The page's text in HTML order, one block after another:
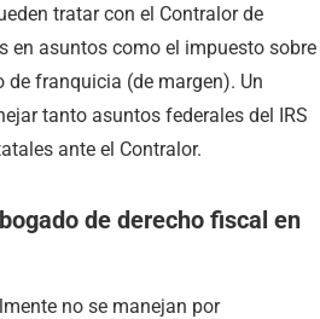
tratar con el Contralor de
en asuntos como el impuesto sobre
franquicia (de margen). Un
tanto asuntos federales del IRS
ante el Contralor.
de derecho fiscal en
no se manejan por